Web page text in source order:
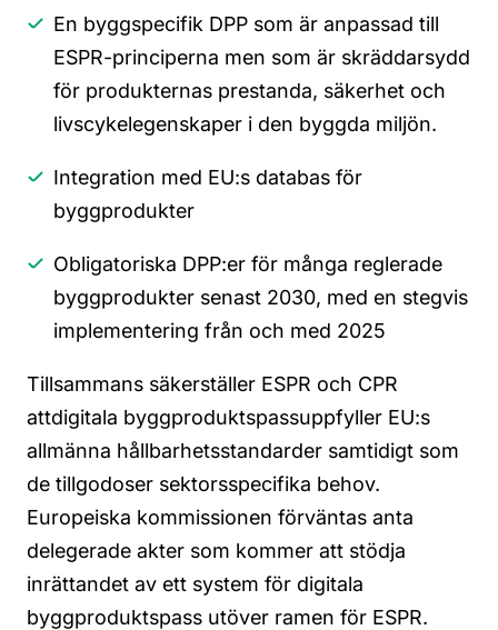
En byggspecifik DPP som är anpassad till
ESPR-principerna men som är skräddarsydd
för produkternas prestanda, säkerhet och
livscykelegenskaper i den byggda miljön.
Integration med EU:s databas för
byggprodukter
Obligatoriska DPP:er för många reglerade
byggprodukter senast 2030, med en stegvis
implementering från och med 2025
Tillsammans säkerställer ESPR och CPR
attdigitala byggproduktspassuppfyller EU:s
allmänna hållbarhetsstandarder samtidigt som
de tillgodoser sektorsspecifika behov.
Europeiska kommissionen förväntas anta
delegerade akter som kommer att stödja
inrättandet av ett system för digitala
byggproduktspass utöver ramen för ESPR.